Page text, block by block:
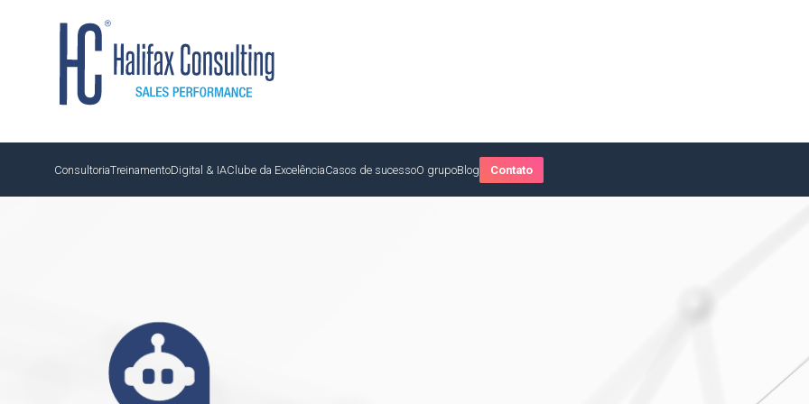
ConsultoriaTreinamentoDigital & IAClube da ExcelênciaCasos de sucessoO grupoBlog Contato